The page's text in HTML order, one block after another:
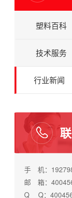
塑料百科
技术服务
行业新闻
手 机：
邮 箱：
Q Q：